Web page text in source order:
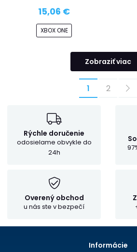
15,06 €
XBOX ONE
Zobraziť viac
1 2
Rýchle doručenie
odosielame obvykle do
24h
Overený obchod
u nás ste v bezpečí
Informácie